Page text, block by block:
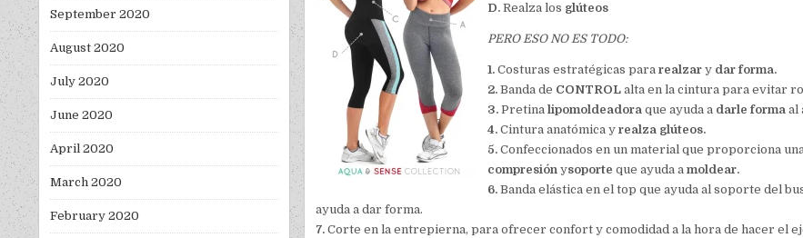
D. Realza los glúteos
PERO ESO NO ES TODO:
1. Costuras estratégicas pararealzar y dar forma.
2. Banda de CONTROL alta en la cintura para evitar
3. Pretinalipomoldeadora que ayuda a darle forma al
4. Cintura anatómica yrealza glúteos.
5. Confeccionados en un material que proporciona
compresión ysoporte que ayuda a moldear.
6. Banda elástica en el top que ayuda al soporte del
ayuda a dar forma.
7. Corte en la entrepierna, para ofrecer confort y comodidad a la hora de hacer el
September 2020
August 2020
July 2020
June 2020
April 2020
March 2020
February 2020